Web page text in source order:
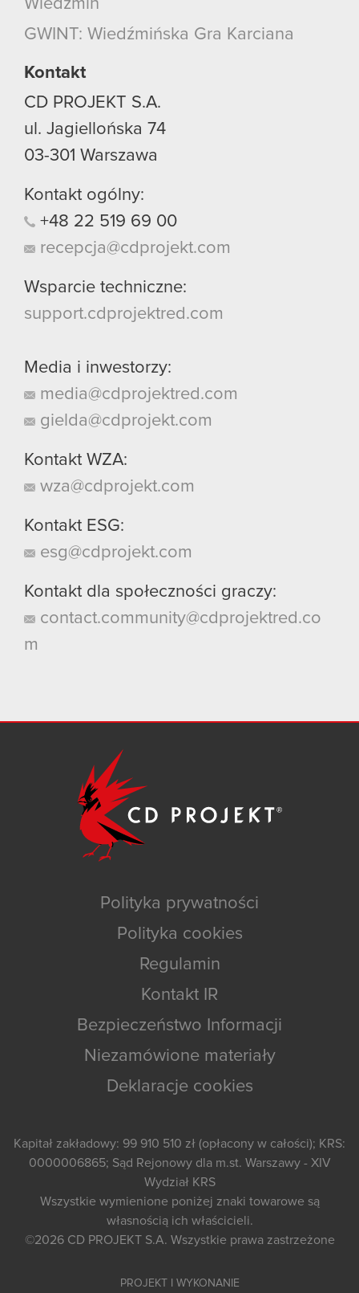
Wiedźmin
GWINT: Wiedźmińska Gra Karciana
Kontakt
CD PROJEKT S.A.
ul. Jagiellońska 74
03-301 Warszawa
Kontakt ogólny:
+48 22 519 69 00
recepcja@cdprojekt.com
Wsparcie techniczne:
support.cdprojektred.com
Media i inwestorzy:
media@cdprojektred.com
gielda@cdprojekt.com
Kontakt WZA:
wza@cdprojekt.com
Kontakt ESG:
esg@cdprojekt.com
Kontakt dla społeczności graczy:
contact.community@cdprojektred.co
m
Polityka prywatności
Polityka cookies
Regulamin
Kontakt IR
Bezpieczeństwo Informacji
Niezamówione materiały
Deklaracje cookies
Kapitał zakładowy: 99 910 510 zł (opłacony w całości); KRS:
0000006865; Sąd Rejonowy dla m.st. Warszawy - XIV
Wydział KRS
Wszystkie wymienione poniżej znaki towarowe są
własnością ich właścicieli.
©2026 CD PROJEKT S.A. Wszystkie prawa zastrzeżone
PROJEKT I WYKONANIE